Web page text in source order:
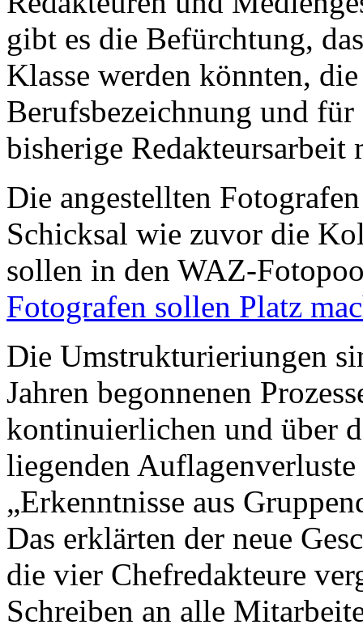
gibt es die Befürchtung,
Klasse werden könnten,
Berufsbezeichnung und
bisherige Redakteursarbeit
Die angestellten
Schicksal wie zuvor die
sollen in den WAZ-
Fotografen sollen Platz
Die Umstrukturieriungen
Jahren begonnenen
kontinuierlichen und über
liegenden
„Erkenntnisse aus
Das erklärten der neue
die vier Chefredakteure
Schreiben an alle